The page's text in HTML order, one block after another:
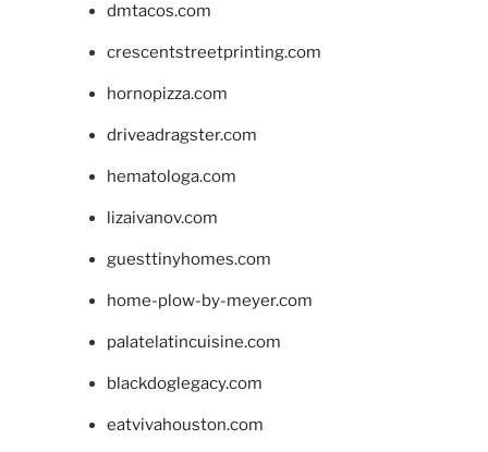
dmtacos.com
crescentstreetprinting.com
hornopizza.com
driveadragster.com
hematologa.com
lizaivanov.com
guesttinyhomes.com
home-plow-by-meyer.com
palatelatincuisine.com
blackdoglegacy.com
eatvivahouston.com